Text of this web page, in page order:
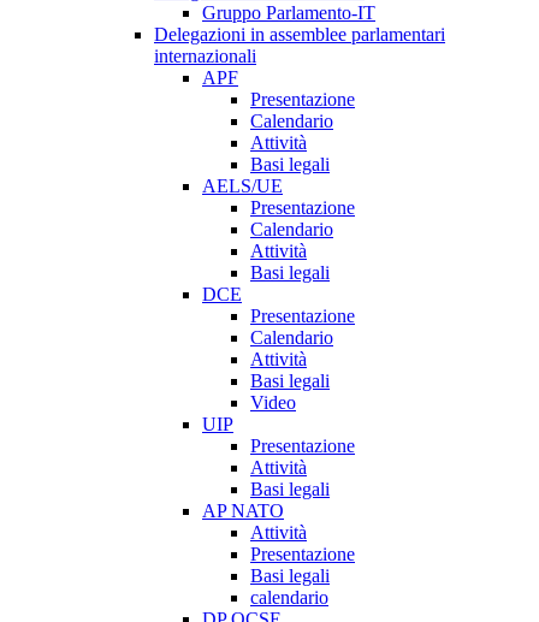
Gruppo Parlamento-IT
Delegazioni in assemblee parlamentari
internazionali
APF
Presentazione
Calendario
Attività
Basi legali
AELS/UE
Presentazione
Calendario
Attività
Basi legali
DCE
Presentazione
Calendario
Attività
Basi legali
Video
UIP
Presentazione
Attività
Basi legali
AP NATO
Attività
Presentazione
Basi legali
calendario